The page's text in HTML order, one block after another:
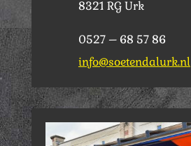
8321 RG Urk
0527 – 68 57 86
info@soetendalurk.nl